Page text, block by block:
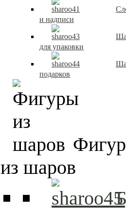
и надписи
для упаковки
подарков
из шаров